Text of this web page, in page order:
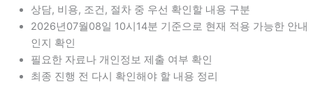
상담, 비용, 조건, 절차 중 우선 확인할 내용 구분
2026년07월08일 10시14분 기준으로 현재 적용 가능한 안내
인지 확인
필요한 자료나 개인정보 제출 여부 확인
최종 진행 전 다시 확인해야 할 내용 정리